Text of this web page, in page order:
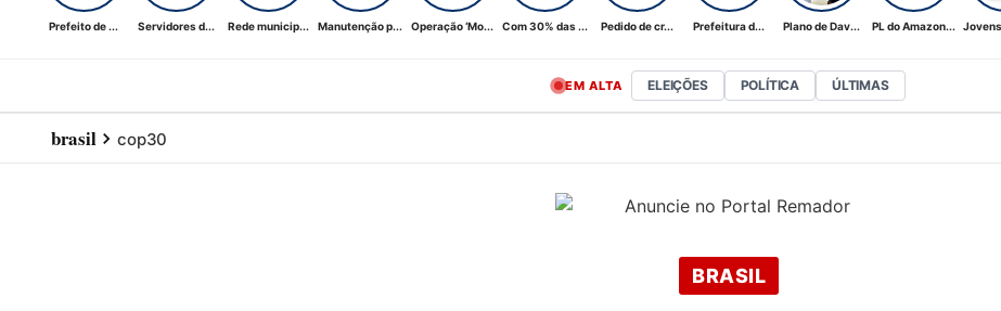
Prefeito de ... Servidores d... Rede municip... Manutenção p... Operação ‘Mo... Com 30% das ... Pedido de cr... Prefeitura d... Plano de Dav... PL do Amazon...
EM ALTA ELEIÇÕES POLÍTICA ÚLTIMAS
brasil cop30
BRASIL